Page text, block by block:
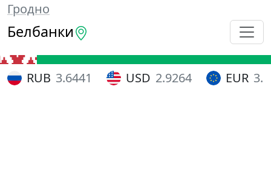
Гродно
Белбанки
RUB 3.6441 USD 2.9264 EUR